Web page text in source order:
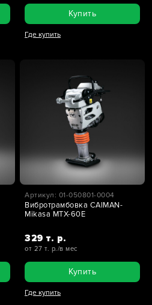
Купить
Где купить
Артикул: 01-050801-0004
Вибротрамбовка CAIMAN-
Mikasa MTX-60E
329 т. р.
от 27 т. р./в мес
Купить
Где купить